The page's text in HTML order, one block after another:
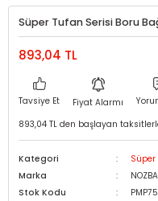
Süper Tufan Serisi Boru
893,04 TL
Tavsiye Et Fiyat Alarmı
893,04 TL den başlayan
Kategori
Süper
Marka
Stok Kodu